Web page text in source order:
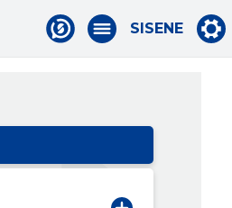
SISENE